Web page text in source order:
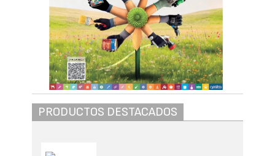
PRODUCTOS DESTACADOS